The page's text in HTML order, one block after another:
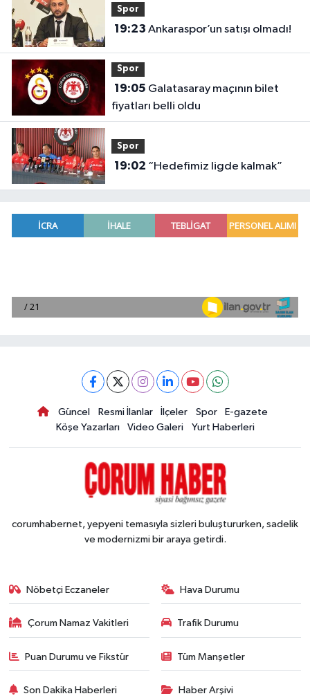
Spor
19:23 Ankaraspor’un satışı olmadı!
Spor
19:05
fiyatları belli oldu
Spor
19:02 “Hedefimiz ligde kalmak”
Güncel Resmi İlanlar İlçeler Spor
E-gazete
Köşe Yazarları
Video Galeri Yurt Haberleri
corumhabernet, yepyeni temasıyla sizleri buluştururken, sadelik
ve modernizmi bir araya getirdi.
Nöbetçi Eczaneler Hava Durumu
Çorum Namaz Vakitleri Trafik Durumu
Puan Durumu ve Fikstür Tüm Manşetler
Son Dakika Haberleri Haber Arşivi